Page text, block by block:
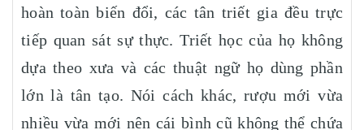
hoàn toàn biến đổi, các tân triết gia đều trực
tiếp quan sát sự thực. Triết học của họ không
dựa theo xưa và các thuật ngữ họ dùng phần
lớn là tân tạo. Nói cách khác, rượu mới vừa
nhiều vừa mới nên cái bình cũ không thể chứa